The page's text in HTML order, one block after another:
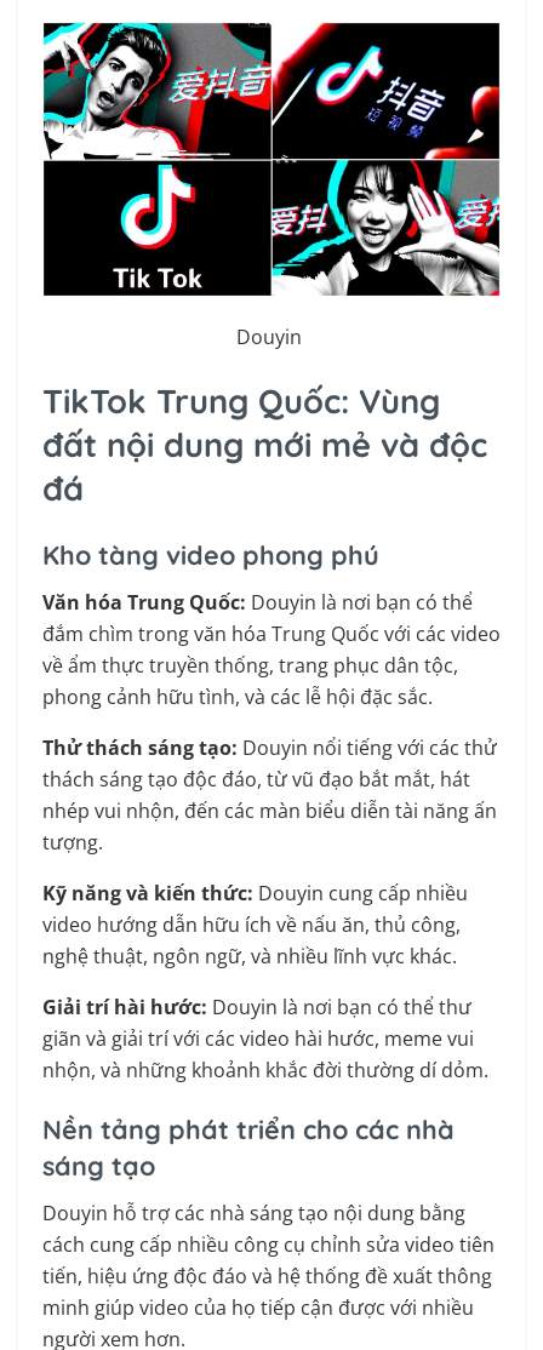
Douyin
TikTok Trung Quốc: Vùng
đất nội dung mới mẻ và độc
đá
Kho tàng video phong phú
Văn hóa Trung Quốc: Douyin là nơi bạn có thể
đắm chìm trong văn hóa Trung Quốc với các video
về ẩm thực truyền thống, trang phục dân tộc,
phong cảnh hữu tình, và các lễ hội đặc sắc.
Thử thách sáng tạo: Douyin nổi tiếng với các thử
thách sáng tạo độc đáo, từ vũ đạo bắt mắt, hát
nhép vui nhộn, đến các màn biểu diễn tài năng ấn
tượng.
Kỹ năng và kiến thức: Douyin cung cấp nhiều
video hướng dẫn hữu ích về nấu ăn, thủ công,
nghệ thuật, ngôn ngữ, và nhiều lĩnh vực khác.
Giải trí hài hước: Douyin là nơi bạn có thể thư
giãn và giải trí với các video hài hước, meme vui
nhộn, và những khoảnh khắc đời thường dí dỏm.
Nền tảng phát triển cho các nhà
sáng tạo
Douyin hỗ trợ các nhà sáng tạo nội dung bằng
cách cung cấp nhiều công cụ chỉnh sửa video tiên
tiến, hiệu ứng độc đáo và hệ thống đề xuất thông
minh giúp video của họ tiếp cận được với nhiều
người xem hơn.